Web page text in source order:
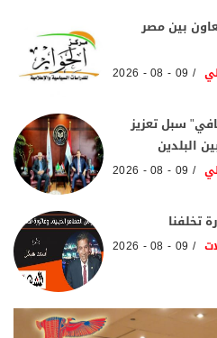
بين مصر
09 - 08 - 2026
سبل تعزيز
البلدين
09 - 08 - 2026
تخلفنا
09 - 08 - 2026